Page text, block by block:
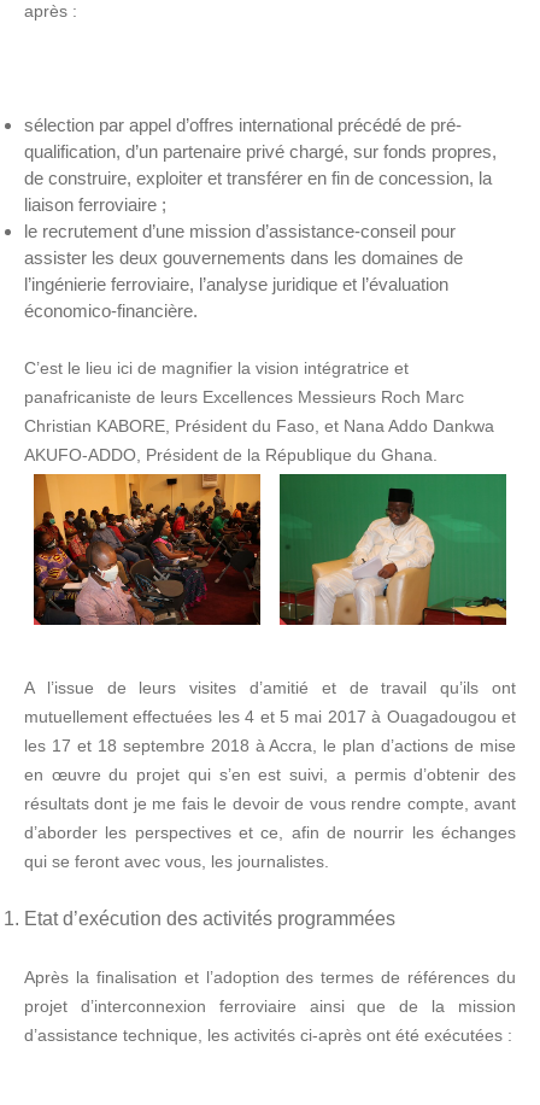
après :
sélection par appel d’offres international précédé de pré-
qualification, d’un partenaire privé chargé, sur fonds propres,
de construire, exploiter et transférer en fin de concession, la
liaison ferroviaire ;
le recrutement d’une mission d’assistance-conseil pour
assister les deux gouvernements dans les domaines de
l’ingénierie ferroviaire, l’analyse juridique et l’évaluation
économico-financière.
C’est le lieu ici de magnifier la vision intégratrice et
panafricaniste de leurs Excellences Messieurs Roch Marc
Christian KABORE , Président du Faso, et Nana Addo Dankwa
AKUFO-ADDO , Président de la République du Ghana.
A l’issue de leurs visites d’amitié et de travail qu’ils ont
mutuellement effectuées les 4 et 5 mai 2017 à Ouagadougou et
les 17 et 18 septembre 2018 à Accra, le plan d’actions de mise
en œuvre du projet qui s’en est suivi, a permis d’obtenir des
résultats dont je me fais le devoir de vous rendre compte, avant
d’aborder les perspectives et ce, afin de nourrir les échanges
qui se feront avec vous, les journalistes.
Etat d’exécution des activités programmées
Après la finalisation et l’adoption des termes de références du
projet d’interconnexion ferroviaire ainsi que de la mission
d’assistance technique, les activités ci-après ont été exécutées :